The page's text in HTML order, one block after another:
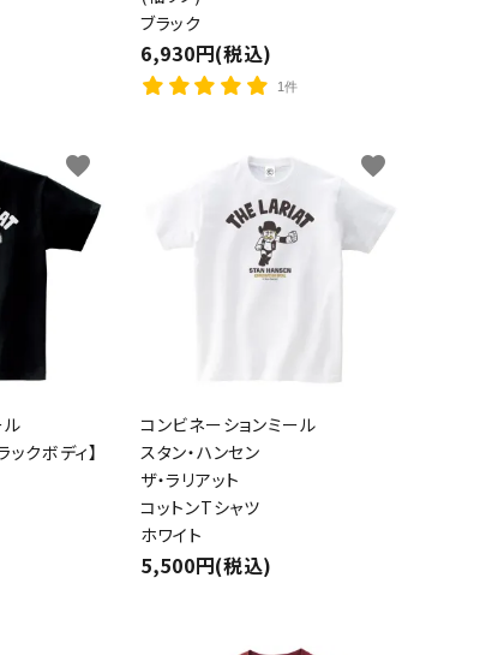
ブラック
6,930円(税込)
1件
ル
クボディ】
favorite
コンビネーションミール
スタン・ハンセン
ザ・ラリアット
コットンTシャツ
ホワイト
5,500円(税込)
favorite